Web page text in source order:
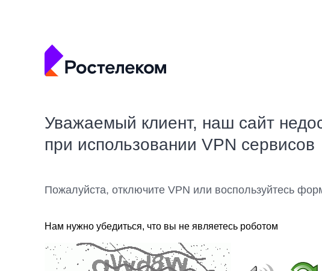
Уважаемый клиент, наш сайт
при использовании VPN сервисов
Пожалуйста, отключите VPN или воспользуйтесь
Нам нужно убедиться, что вы не являетесь роботом